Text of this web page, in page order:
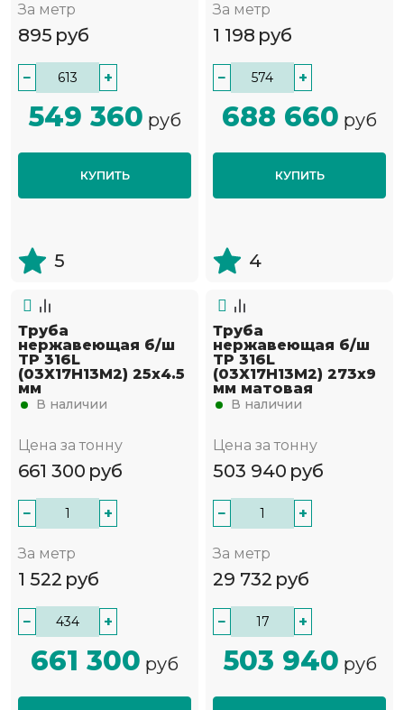
За метр
895 руб
− +
549 360 руб
КУПИТЬ
5
За метр
1 198 руб
− +
688 660 руб
КУПИТЬ
4
Труба
нержавеющая б/ш
TP 316L
(03Х17Н13М2) 25х4.5
мм
В наличии
Цена за тонну
661 300 руб
− +
За метр
1 522 руб
− +
661 300 руб
Труба
нержавеющая б/ш
TP 316L
(03Х17Н13М2) 273х9
мм матовая
В наличии
Цена за тонну
503 940 руб
− +
За метр
29 732 руб
− +
503 940 руб